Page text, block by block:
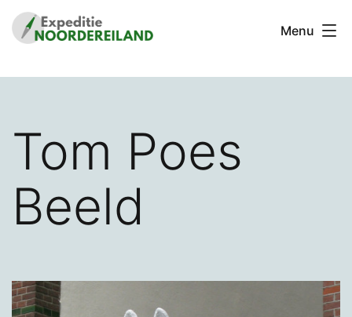
naar
Menu
Tom Poes
Beeld